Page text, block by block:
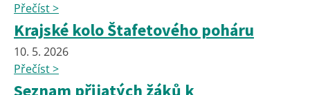
Přečíst >
Krajské kolo Štafetového poháru
10. 5. 2026
Přečíst >
Seznam přijatých žáků k